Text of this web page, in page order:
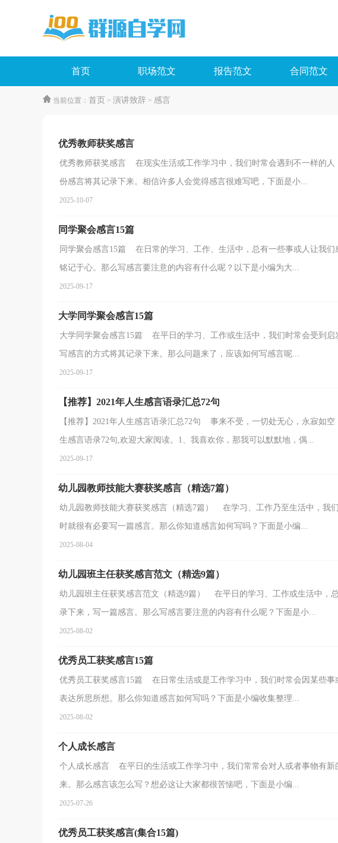
首页 职场范文 报告范文 合同范文
当前位置： 首页 > 演讲致辞 > 感言
优秀教师获奖感言
优秀教师获奖感言 在现实生活或工作学习中，我们时常会遇到不一样的人
份感言将其记录下来。相信许多人会觉得感言很难写吧，下面是小...
2025-10-07
同学聚会感言15篇
同学聚会感言15篇 在日常的学习、工作、生活中，总有一些事或人让我
铭记于心。那么写感言要注意的内容有什么呢？以下是小编为大...
2025-09-17
大学同学聚会感言15篇
大学同学聚会感言15篇 在平日的学习、工作或生活中，我们时常会受到
写感言的方式将其记录下来。那么问题来了，应该如何写感言呢...
2025-09-17
【推荐】2021年人生感言语录汇总72句
【推荐】2021年人生感言语录汇总72句 事来不受，一切处无心，永寂如
生感言语录72句,欢迎大家阅读。1、我喜欢你，那我可以默默地，偶...
2025-09-17
幼儿园教师技能大赛获奖感言（精选7篇）
幼儿园教师技能大赛获奖感言（精选7篇） 在学习、工作乃至生活中，我
时就很有必要写一篇感言。那么你知道感言如何写吗？下面是小编...
2025-08-04
幼儿园班主任获奖感言范文（精选9篇）
幼儿园班主任获奖感言范文（精选9篇） 在平日的学习、工作或生活中，
录下来，写一篇感言。那么写感言要注意的内容有什么呢？下面是小...
2025-08-02
优秀员工获奖感言15篇
优秀员工获奖感言15篇 在日常生活或是工作学习中，我们时常会因某些事
表达所思所想。那么你知道感言如何写吗？下面是小编收集整理...
2025-08-02
个人成长感言
个人成长感言 在平日的生活或工作学习中，我们常常会对人或者事物有新
来。那么感言该怎么写？想必这让大家都很苦恼吧，下面是小编...
2025-07-26
优秀员工获奖感言(集合15篇)